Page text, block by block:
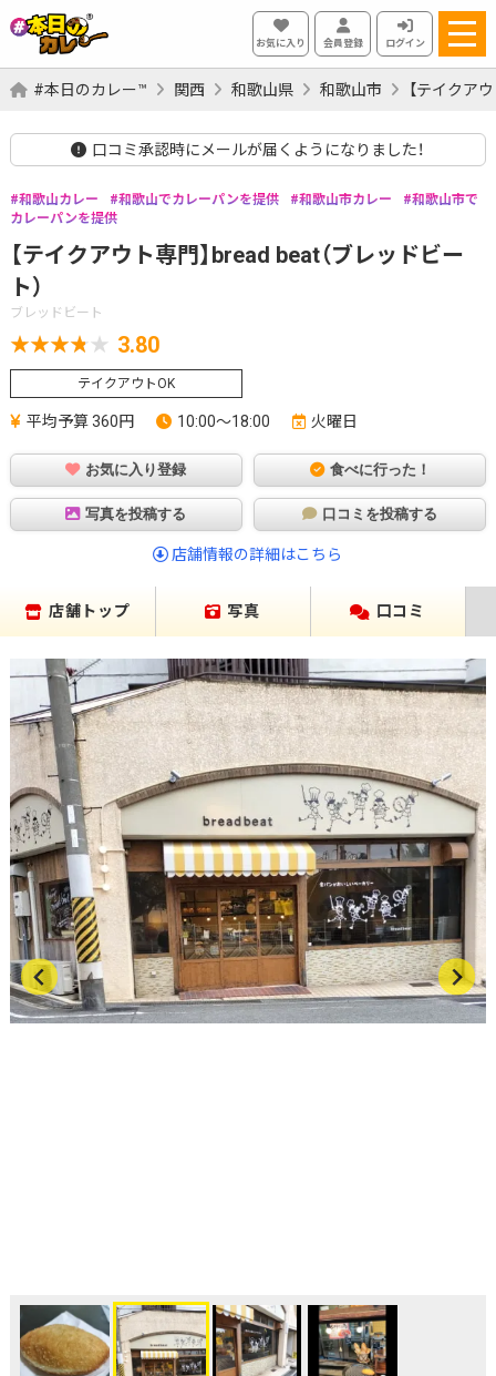
お気に入り 会員登録 ログイン
#本日のカレー™ 関西 和歌山県 和歌山市 【テイクア
口コミ承認時にメールが届くようになりました！
和歌山カレー 和歌山でカレーパンを提供 和歌山市カレー
和歌山市で
カレーパンを提供
【テイクアウト専門】bread beat（ブレッドビー
ト）
ブレッドビート
3.80
テイクアウトOK
平均予算 360円 10:00～18:00 火曜日
お気に入り登録 食べに行った！
写真を投稿する 口コミを投稿する
店舗情報の詳細はこちら
店舗トップ 写真 口コミ